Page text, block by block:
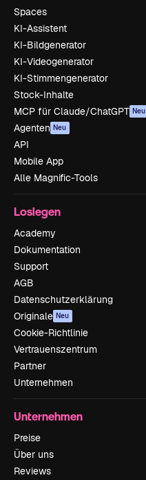
Spaces
KI-Assistent
KI-Bildgenerator
KI-Videogenerator
KI-Stimmengenerator
Stock-Inhalte
MCP für Claude/ChatGPT Neu
Agenten Neu
API
Mobile App
Alle Magnific-Tools
Loslegen
Academy
Dokumentation
Support
AGB
Datenschutzerklärung
Originale Neu
Cookie-Richtlinie
Vertrauenszentrum
Partner
Unternehmen
Unternehmen
Preise
Über uns
Reviews